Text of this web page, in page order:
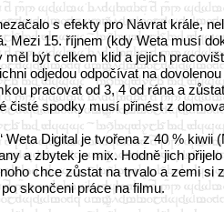
s efekty pro Návrat krále,
Mezi 15. říjnem (kdy Weta musí
měl být celkem klid a jejich
odjedou odpočívat na
pracovat od 3, 4 od rána a
čisté spodky musí přinést z
Weta Digital je tvořena z 40 % kiwii
a zbytek je mix. Hodně jich
chce zůstat na trvalo a zemi si
skončeni práce na filmu.